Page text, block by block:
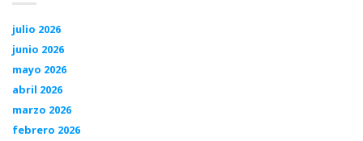
julio 2026
junio 2026
mayo 2026
abril 2026
marzo 2026
febrero 2026